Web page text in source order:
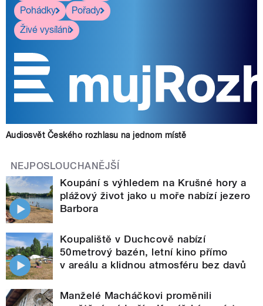
Pohádky
Pořady
Živé vysílání
Audiosvět Českého rozhlasu na jednom místě
NEJPOSLOUCHANĚJŠÍ
Koupání s výhledem na Krušné hory a
plážový život jako u moře nabízí jezero
Barbora
Koupaliště v Duchcově nabízí
50metrový bazén, letní kino přímo
v areálu a klidnou atmosféru bez davů
Manželé Macháčkovi proměnili